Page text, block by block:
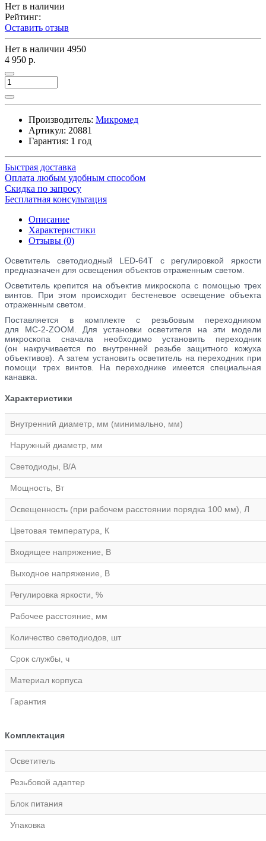
Нет в наличии
Рейтинг:
Оставить отзыв
Нет в наличии 4950
4 950 р.
Производитель: Микромед
Артикул: 20881
Гарантия: 1 год
Быстрая доставка
Оплата любым удобным способом
Скидка по запросу
Бесплатная консультация
Описание
Характеристики
Отзывы (0)
Осветитель светодиодный LED-64T с регулировкой яркости
предназначен для освещения объектов отраженным светом.
Осветитель крепится на объектив микроскопа с помощью трех
винтов. При этом происходит бестеневое освещение объекта
отраженным светом.
Поставляется в комплекте с резьбовым переходником
для MC-2-ZOOM . Для установки осветителя на эти модели
микроскопа сначала необходимо установить переходник
(он накручивается по внутренней резьбе защитного кожуха
объективов). А затем установить осветитель на переходник при
помощи трех винтов. На переходнике имеется специальная
канавка.
Характеристики
Внутренний диаметр, мм (минимально, мм)
Наружный диаметр, мм
Светодиоды, В/А
Мощность, Вт
Освещенность (при рабочем расстоянии порядка 100 мм), Л
Цветовая температура, К
Входящее напряжение, В
Выходное напряжение, В
Регулировка яркости, %
Рабочее расстояние, мм
Количество светодиодов, шт
Срок службы, ч
Материал корпуса
Гарантия
Комплектация
Осветитель
Резьбовой адаптер
Блок питания
Упаковка